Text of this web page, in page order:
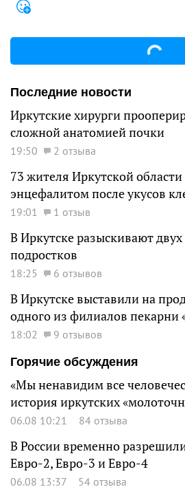
Последние новости
Иркутские хирурги
сложной анатомией почки
19:50 2 отзыва
73 жителя Иркутской области
энцефалитом после укусов
19:01 1 отзыв
В Иркутске разыскивают
подростков
18:25 6 отзывов
В Иркутске выставили на
одного из филиалов пекарни
18:02
9 отзывов
Горячие обсуждения
«Мы ненавидим все
история иркутских
06.08 10:21 84 отзыва
В России временно
Евро-2, Евро-3 и Евро-4
06.08 13:37 54 отзыва